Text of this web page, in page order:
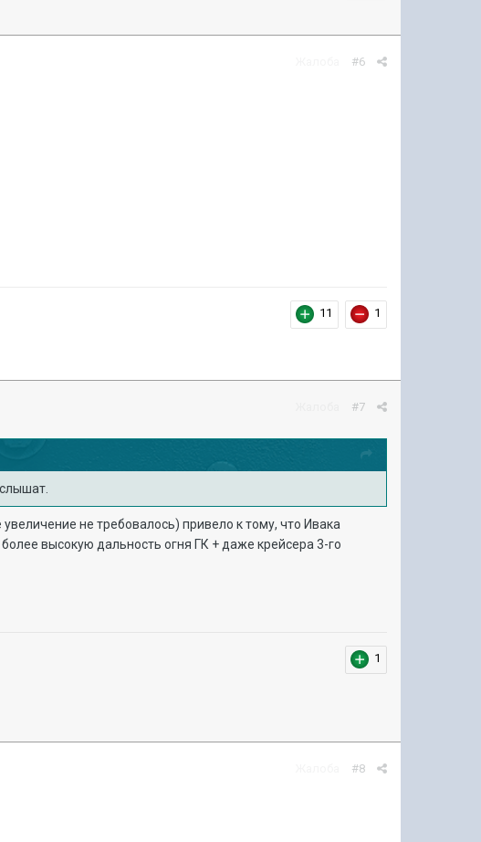
#6
11 1
#7
не требовалось) привело к тому, что Ивака
высокую дальность огня ГК + даже крейсера 3-го
1
#8